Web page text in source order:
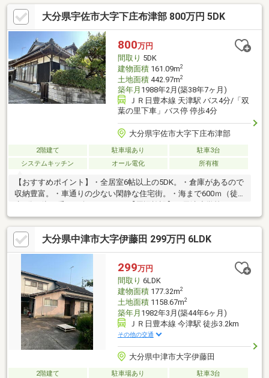
大分県宇佐市大字下庄布津部 800万円 5DK
800万円
間取り 5DK
建物面積161.09m2
土地面積442.97m2
築年月 1988年2月(築38年7ヶ月)
ＪＲ日豊本線 天津駅 バス4分/「双
葉の里下車」バス停 停歩4分
大分県宇佐市大字下庄布津部
2階建て 駐車場あり
駐車3台
システムキッチン
オール電化 所有権
【おすすめポイント】・全居室6帖以上の5DK。・倉庫があるので
収納豊富。・車通りの少ない閑静な住宅街。・海まで600ｍ（徒
2159m（徒歩27分）・セブンイレブン中津鍋島店まで2496m（車
5分）・A-プライスまで4113m（車9分）・鍋島公園まで
2933m（車6分）
大分県中津市大字伊藤田 299万円 6LDK
299万円
間取り 6LDK
建物面積177.32m2
土地面積1158.67m2
築年月 1982年3月(築44年6ヶ月)
ＪＲ日豊本線 今津駅 徒歩3.2km
その他の交通
大分県中津市大字伊藤田
2階建て 駐車場あり
駐車3台